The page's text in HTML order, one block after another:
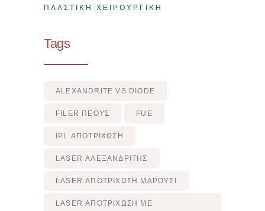
ΠΛΑΣΤΙΚΉ ΧΕΙΡΟΥΡΓΙΚΉ
Tags
ALEXANDRITE VS DIODE
FILER ΠΈΟΥΣ FUE
IPL ΑΠΟΤΡΙΧΩΣΗ
LASER ΑΛΕΞΑΝΔΡΙΤΗΣ
LASER ΑΠΟΤΡΙΧΩΣΗ ΜΑΡΟΥΣΙ
LASER ΑΠΟΤΡΙΧΩΣΗ ΜΕ